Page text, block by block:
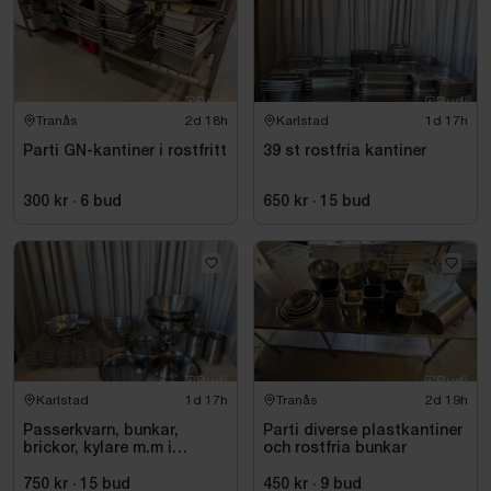
Torkskåp
Förvaringsskåp
Bord & stolar
Skick
Normalt bruksslitage förekommer
Två större märken vänster långsida (Se bilder)
Övrigt
Stabil och lättflyttad lösning
Tranås 2d 18h
Parti GN-kantiner i rostfritt
300 kr · 6 bud
Karlstad 1d 17h
39 st rostfria kantiner
650 kr · 15 bud
Karlstad 1d 17h
Passerkvarn, bunkar,
brickor, kylare m.m i
750 kr · 15 bud
Tranås 2d 19h
Parti diverse plastkantiner
och rostfria bunkar
450 kr · 9 bud